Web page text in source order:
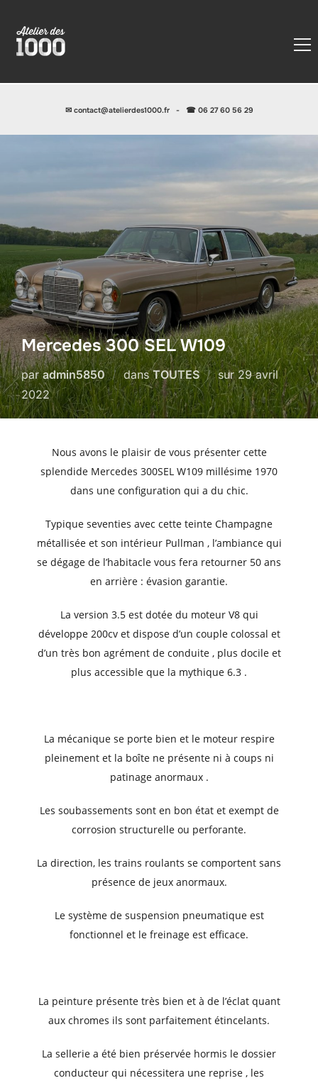
✉ contact@atelierdes1000.fr- ☎ 06 27 60 56 29
Mercedes 300 SEL W109
paradmin5850 dansTOUTES surPublié
le
29 avril
2022
Nous avons le plaisir de vous présenter cette
splendide Mercedes 300SEL W109 millésime 1970
dans une configuration qui a du chic.
Typique seventies avec cette teinte Champagne
métallisée et son intérieur Pullman , l’ambiance qui
se dégage de l’habitacle vous fera retourner 50 ans
en arrière : évasion garantie.
La version 3.5 est dotée du moteur V8 qui
développe 200cv et dispose d’un couple colossal et
d’un très bon agrément de conduite , plus docile et
plus accessible que la mythique 6.3 .
La mécanique se porte bien et le moteur respire
pleinement et la boîte ne présente ni à coups ni
patinage anormaux .
Les soubassements sont en bon état et exempt de
corrosion structurelle ou perforante.
La direction, les trains roulants se comportent sans
présence de jeux anormaux.
Le système de suspension pneumatique est
fonctionnel et le freinage est efficace.
La peinture présente très bien et à de l’éclat quant
aux chromes ils sont parfaitement étincelants.
La sellerie a été bien préservée hormis le dossier
conducteur qui nécessitera une reprise , les